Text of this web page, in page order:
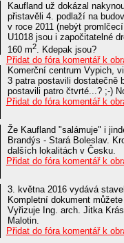
Kaufland už dokázal
přistavěli 4. podlaží na
v roce 2011 (nebýt
U1018 jsou i započitatelné
160 m2. Kdepak jsou?
Přidat do fóra komentář k
Komerční centrum Vypich,
3 patra postavili dostatečně
postavili patro čtvrté...? ;-)
Přidat do fóra komentář k
Že Kaufland "salámuje" i
Brandýs - Stará Boleslav.
dalších lokalitách v Česku.
Přidat do fóra komentář k
3. května 2016 vydává
Kompletní dokument
Vyřizuje Ing. arch. Jitka
Malotin.
Přidat do fóra komentář k